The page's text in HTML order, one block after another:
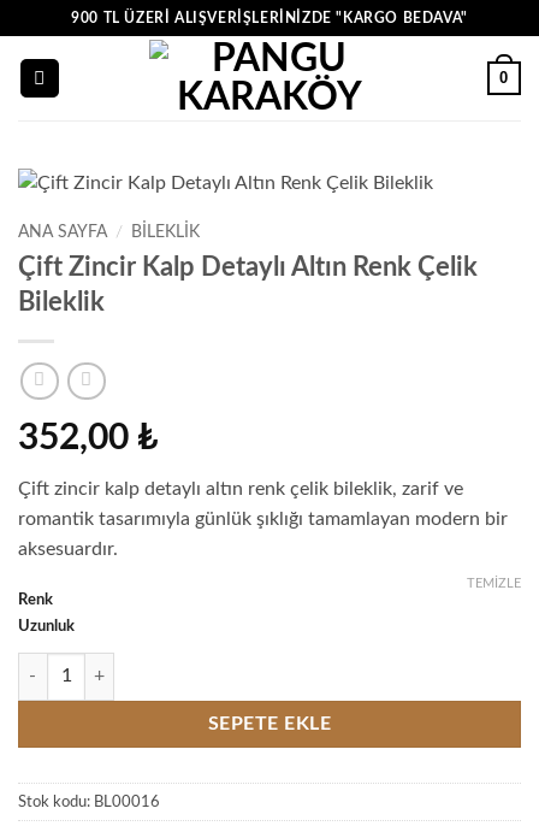
900 TL ÜZERI ALIŞVERIŞLERINIZDE "KARGO BEDAVA"
0
ANA SAYFA / BİLEKLİK
Çift Zincir Kalp Detaylı Altın Renk Çelik
Bileklik
352,00 ₺
Çift zincir kalp detaylı altın renk çelik bileklik, zarif ve
romantik tasarımıyla günlük şıklığı tamamlayan modern bir
aksesuardır.
Renk
Uzunluk
TEMIZLE
Çift Zincir Kalp Detaylı Altın Renk Çelik Bileklik adet
SEPETE EKLE
Stok kodu: BL00016